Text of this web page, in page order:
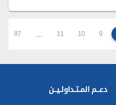
9
10
11
...
87
دعــم المـتـداولـيــن